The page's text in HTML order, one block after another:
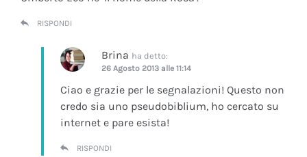
RISPONDI
Brina ha detto:
26 Agosto 2013 alle 11:14
Ciao e grazie per le segnalazioni! Questo non
credo sia uno pseudobiblium, ho cercato su
internet e pare esista!
RISPONDI